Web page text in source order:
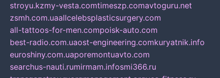
stroyu.kzmy-vesta.comtimeszp.comavtoguru.net
zsmh.com.uaallcelebsplasticsurgery.com
all-tattoos-for-men.compoisk-auto.com
best-radio.com.uaost-engineering.comkuryatnik.info
euroshiny.com.uaporemontuavto.com
searchus-nauti.rumirmam.infosmi366.ru